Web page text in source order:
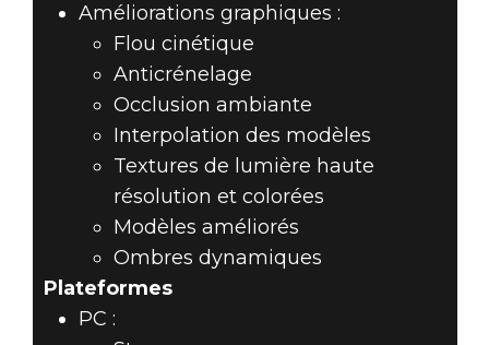
Améliorations graphiques :
Flou cinétique
Anticrénelage
Occlusion ambiante
Interpolation des modèles
Textures de lumière haute
résolution et colorées
Modèles améliorés
Ombres dynamiques
Plateformes
PC :